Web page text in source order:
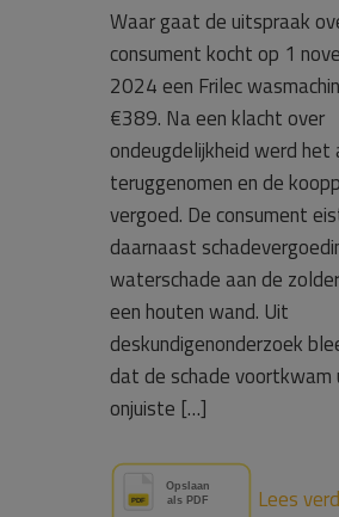
Waar gaat de uitspraak
consument kocht op 1
2024 een Frilec
€389. Na een klacht over
ondeugdelijkheid werd
teruggenomen en de
vergoed. De consument
daarnaast
waterschade aan de
een houten wand. Uit
deskundigenonderzoek
dat de schade voortkwam
onjuiste […]
Lees